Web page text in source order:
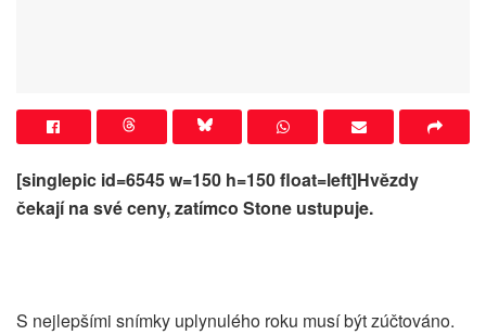
[singlepic id=6545 w=150 h=150 float=left]Hvězdy
čekají na své ceny, zatímco Stone ustupuje.
S nejlepšími snímky uplynulého roku musí být zúčtováno.